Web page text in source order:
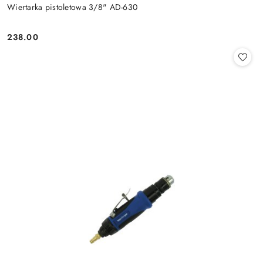
Wiertarka pistoletowa 3/8" AD-630
Cena:
238.00